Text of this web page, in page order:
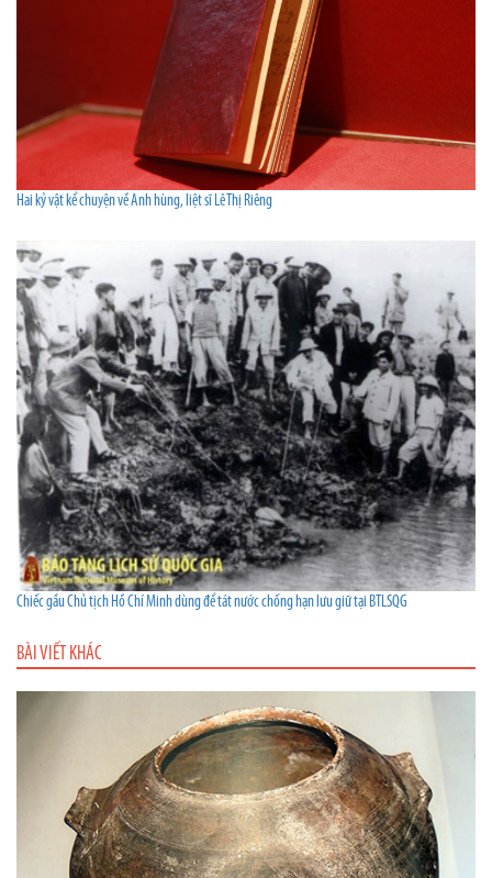
Hai kỷ vật kể chuyện về Anh hùng, liệt sĩ Lê Thị Riêng
Chiếc gầu Chủ tịch Hồ Chí Minh dùng để tát nước chống hạn lưu giữ tại BTLSQG
BÀI VIẾT KHÁC